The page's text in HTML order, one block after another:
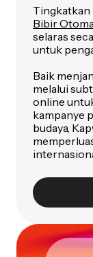
Tingkatkan
Bibir
selaras
untuk
Baik
melalui
online
kampanye
budaya,